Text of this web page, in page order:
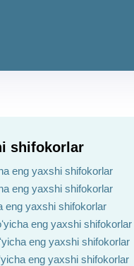
shifokorlar
eng yaxshi shifokorlar
eng yaxshi shifokorlar
eng yaxshi shifokorlar
eng yaxshi shifokorlar
eng yaxshi shifokorlar
eng yaxshi shifokorlar